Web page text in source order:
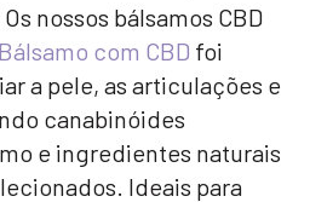
nossos bálsamos CBD
Bálsamo com CBD foi
a pele, as articulações e
canabinóides
e ingredientes naturais
Ideais para